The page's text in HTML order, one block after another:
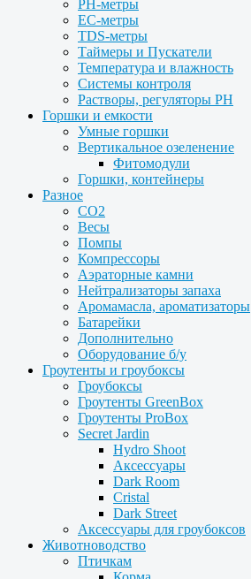
PH-метры
EC-метры
TDS-метры
Таймеры и Пускатели
Температура и влажность
Системы контроля
Растворы, регуляторы PH
Горшки и емкости
Умные горшки
Вертикальное озеленение
Фитомодули
Горшки, контейнеры
Разное
CO2
Весы
Помпы
Компрессоры
Аэраторные камни
Нейтрализаторы запаха
Аромамасла, ароматизаторы
Батарейки
Дополнительно
Оборудование б/у
Гроутенты и гроубоксы
Гроубоксы
Гроутенты GreenBox
Гроутенты ProBox
Secret Jardin
Hydro Shoot
Аксессуары
Dark Room
Cristal
Dark Street
Аксессуары для гроубоксов
Животноводство
Птичкам